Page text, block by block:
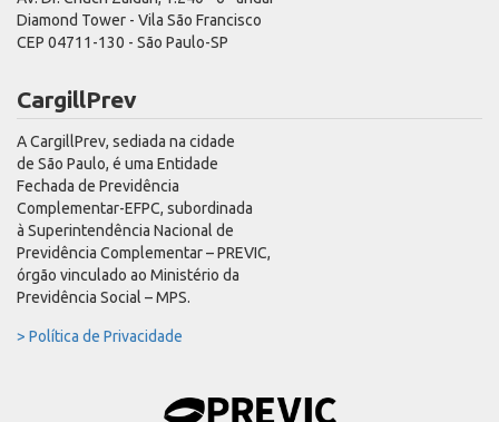
Diamond Tower - Vila São Francisco
CEP 04711-130 - São Paulo-SP
CargillPrev
A CargillPrev, sediada na cidade
de São Paulo, é uma Entidade
Fechada de Previdência
Complementar-EFPC, subordinada
à Superintendência Nacional de
Previdência Complementar – PREVIC,
órgão vinculado ao Ministério da
Previdência Social – MPS.
> Política de Privacidade